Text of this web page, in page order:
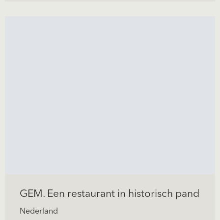
GEM. Een restaurant in historisch pand
Nederland